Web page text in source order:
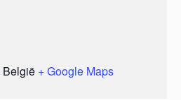
België + Google Maps